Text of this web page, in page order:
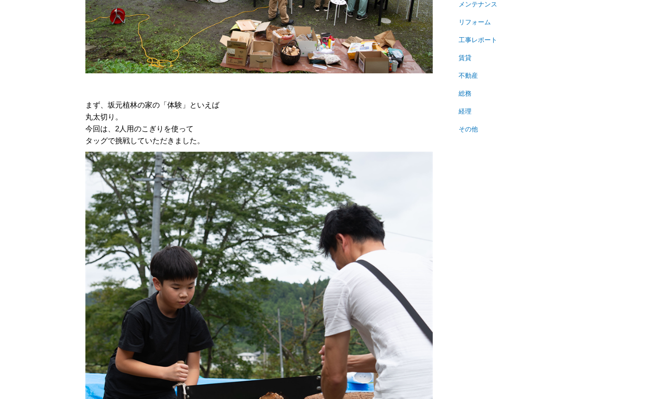
まず、坂元植林の家の「体験」といえば
丸太切り。
今回は、2人用のこぎりを使って
タッグで挑戦していただきました。
メンテナンス
リフォーム
工事レポート
賃貸
不動産
総務
経理
その他